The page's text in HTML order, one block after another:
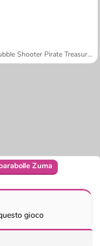
Bubble Shooter Pirate Treasures
Zuma
gioco